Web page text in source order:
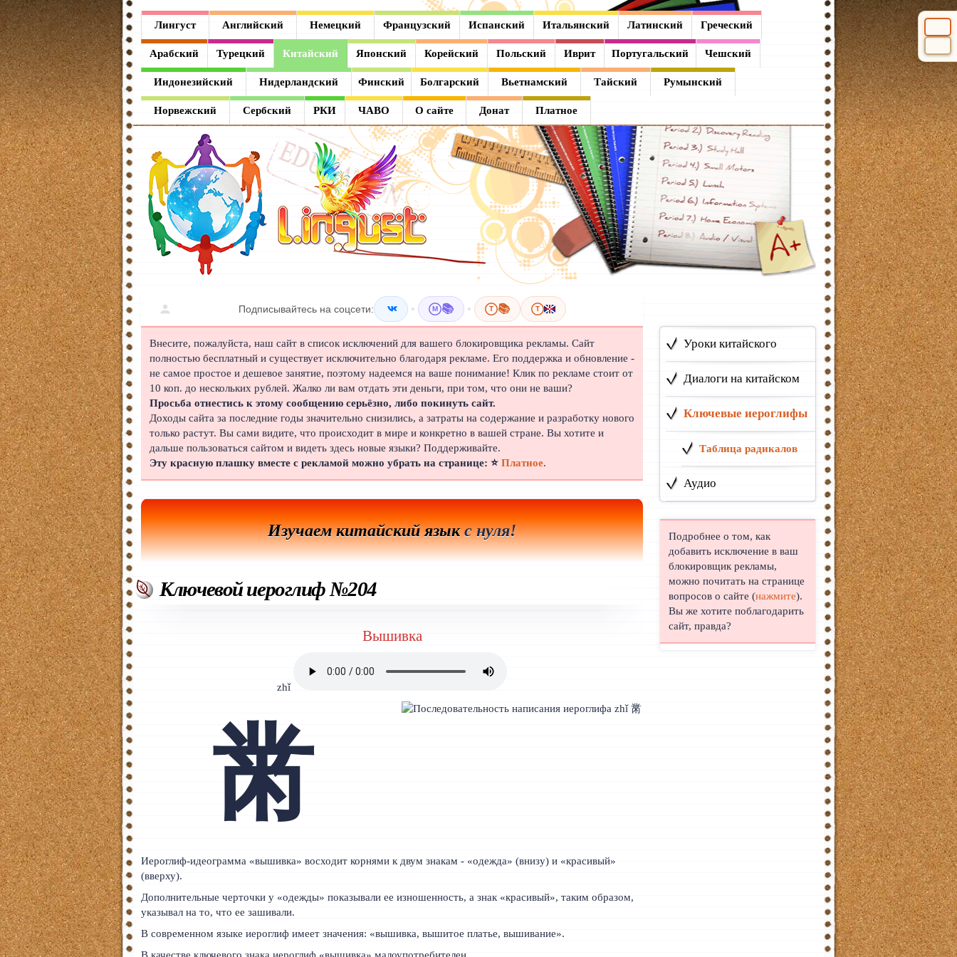
Лингуст Английский Немецкий Французский Испанский Итальянский Латинский Греческий
Арабский Турецкий Китайский Японский Корейский Польский Иврит Португальский Чешский
Индонезийский Нидерландский Финский Болгарский Вьетнамский Тайский Румынский
Норвежский Сербский РКИ ЧАВО О сайте Донат Платное
Подписывайтесь на соцсети: • M 📚 • T 📚 T
Внесите, пожалуйста, наш сайт в список исключений для вашего блокировщика рекламы. Сайт
полностью бесплатный и существует исключительно благодаря рекламе. Его поддержка и обновление -
не самое простое и дешевое занятие, поэтому надеемся на ваше понимание! Клик по рекламе стоит от
10 коп. до нескольких рублей. Жалко ли вам отдать эти деньги, при том, что они не ваши?
Просьба отнестись к этому сообщению серьёзно, либо покинуть сайт.
Доходы сайта за последние годы значительно снизились, а затраты на содержание и разработку нового
только растут. Вы сами видите, что происходит в мире и конкретно в вашей стране. Вы хотите и
дальше пользоваться сайтом и видеть здесь новые языки? Поддерживайте.
Эту красную плашку вместе с рекламой можно убрать на странице: ⭐Платное.
Изучаем китайский языкс нуля!
Ключевой иероглиф №204
Вышивка
zhǐ
黹
Иероглиф-идеограмма «вышивка» восходит корнями к двум знакам - «одежда» (внизу) и «красивый»
(вверху).
Дополнительные черточки у «одежды» показывали ее изношенность, а знак «красивый», таким образом,
указывал на то, что ее зашивали.
В современном языке иероглиф имеет значения: «вышивка, вышитое платье, вышивание».
Уроки китайского
Диалоги на китайском
Ключевые иероглифы
Таблица радикалов
Аудио
Подробнее о том, как
добавить исключение в ваш
блокировщик рекламы,
можно почитать на странице
вопросов о сайте (нажмите).
Вы же хотите поблагодарить
сайт, правда?
Лингуст
Английский
Немецкий
Французский
Испанский
Итальянский
Латинский
Греческий
Арабский
Турецкий
Китайский
Японский
Корейский
Польский
Иврит
Португальский
Чешский
Индонезийский
Нидерландский
Финский
Болгарский
Вьетнамский
Тайский
Румынский
Норвежский
Сербский
РКИ
ЧАВО
О сайте
Донат
Платное